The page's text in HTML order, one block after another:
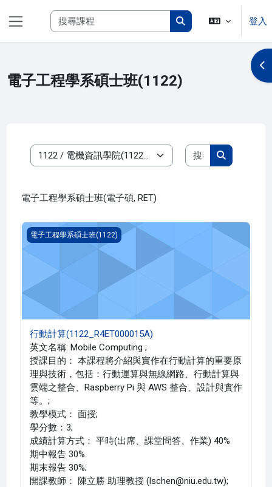
搜尋課程
搜尋課程
登入
電子工程學系碩士班(1122)
開
課程類別
搜尋課程
搜尋課程
電子工程學系碩士班(電子碩, RET)
行動計算(1122_R4ET000015A)
電子工程學系碩士班(1122)
行動計算(1122_R4ET000015A)
英文名稱: Mobile Computing ;
授課目的： 本課程將介紹與實作在行動計算的重要原
理與技術，包括：行動運算與無線網路、行動計算與
雲端之整合、Raspberry Pi 與 AWS 整合、設計與實作
等。;
教學模式： 面授;
學分數：3;
成績計算方式： 平時(出席、課堂問答、作業) 40%
期中報告 30%
期末報告 30%;
開課教師： 陳立勝 助理教授 (lschen@niu.edu.tw);